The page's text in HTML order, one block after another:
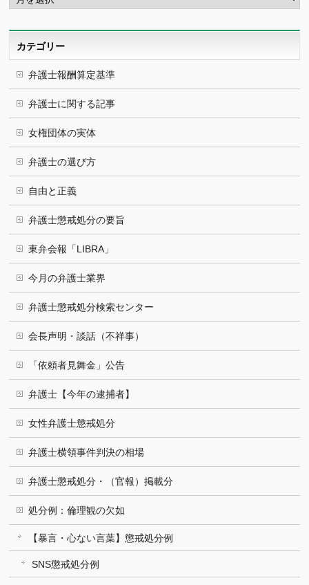
カ
カテゴリー
弁護士報酬算定基準
弁護士に関する記事
女権団体の実体
弁護士の選び方
自由と正義
弁護士懲戒処分の要旨
東弁会報「LIBRA」
今月の弁護士業界
弁護士懲戒処分検索センター
会長声明・談話（不祥事）
「依頼者見舞金」公告
弁護士【今年の逮捕者】
女性弁護士懲戒処分
弁護士横領事件判決の相場
弁護士懲戒処分・（官報）掲載分
処分例：倫理観の欠如
【暴言・心ない言葉】懲戒処分例
SNS懲戒処分例